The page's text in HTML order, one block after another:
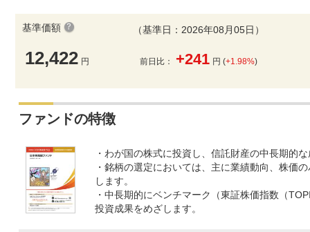
基準価額
12,422 円
（基準日：2026年08月05日）
前日比： +241 円 (+1.98%)
ファンドの特徴
・わが国の株式に投資し、信託財産の中長期的
・銘柄の選定においては、主に業績動向、株価
します。
・中長期的にベンチマーク（東証株価指数（
投資成果をめざします。